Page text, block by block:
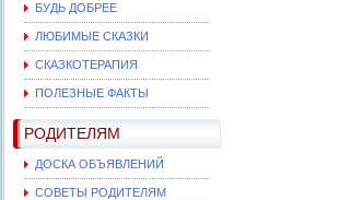
БУДЬ ДОБРЕЕ
ЛЮБИМЫЕ СКАЗКИ
СКАЗКОТЕРАПИЯ
ПОЛЕЗНЫЕ ФАКТЫ
РОДИТЕЛЯМ
ДОСКА ОБЪЯВЛЕНИЙ
СОВЕТЫ РОДИТЕЛЯМ